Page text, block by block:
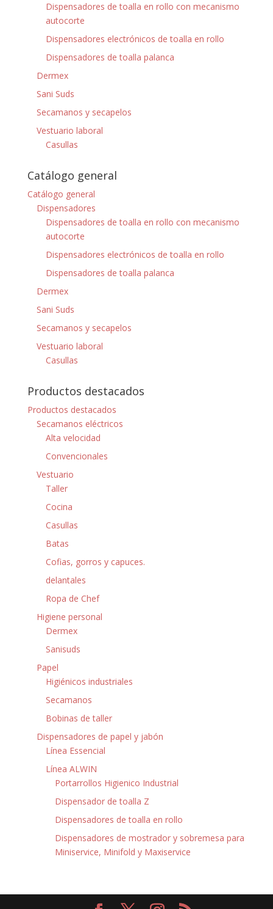
Dispensadores de toalla en rollo con mecanismo
autocorte
Dispensadores electrónicos de toalla en rollo
Dispensadores de toalla palanca
Dermex
Sani Suds
Secamanos y secapelos
Vestuario laboral
Casullas
Catálogo general
Catálogo general
Dispensadores
Dispensadores de toalla en rollo con mecanismo
autocorte
Dispensadores electrónicos de toalla en rollo
Dispensadores de toalla palanca
Dermex
Sani Suds
Secamanos y secapelos
Vestuario laboral
Casullas
Productos destacados
Productos destacados
Secamanos eléctricos
Alta velocidad
Convencionales
Vestuario
Taller
Cocina
Casullas
Batas
Cofias, gorros y capuces.
delantales
Ropa de Chef
Higiene personal
Dermex
Sanisuds
Papel
Higiénicos industriales
Secamanos
Bobinas de taller
Dispensadores de papel y jabón
Línea Essencial
Línea ALWIN
Portarrollos Higienico Industrial
Dispensador de toalla Z
Dispensadores de toalla en rollo
Dispensadores de mostrador y sobremesa para
Miniservice, Minifold y Maxiservice